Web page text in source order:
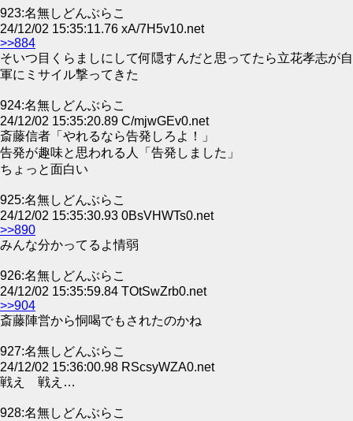
923:名無しどんぶらこ
24/12/02 15:35:11.76 xA/7H5v10.net
>>884
そいつ目くらましにして何隠すんだと思ってたら立花孝志が自
軍にミサイル撃ってきた
924:名無しどんぶらこ
24/12/02 15:35:20.89 C/mjwGEv0.net
斎藤信者「やれるなら告発しろよ！」
告発が趣味と思われる人「告発しました」
ちょっと面白い
925:名無しどんぶらこ
24/12/02 15:35:30.93 0BsVHWTs0.net
>>890
みんな分かってるよ情弱
926:名無しどんぶらこ
24/12/02 15:35:59.84 TOtSwZrb0.net
>>904
斎藤陣営から恫喝でもされたのかね
927:名無しどんぶらこ
24/12/02 15:36:00.98 RScsyWZA0.net
戦え 戦え…
928:名無しどんぶらこ